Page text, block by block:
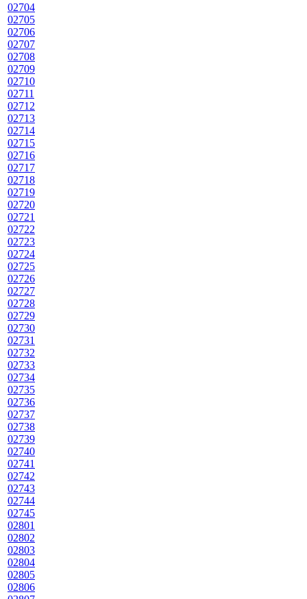
02704
02705
02706
02707
02708
02709
02710
02711
02712
02713
02714
02715
02716
02717
02718
02719
02720
02721
02722
02723
02724
02725
02726
02727
02728
02729
02730
02731
02732
02733
02734
02735
02736
02737
02738
02739
02740
02741
02742
02743
02744
02745
02801
02802
02803
02804
02805
02806